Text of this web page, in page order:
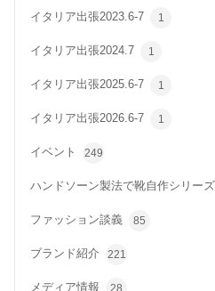
イタリア出張2023.6-7 1
イタリア出張2024.7 1
イタリア出張2025.6-7 1
イタリア出張2026.6-7 1
イベント 249
ハンドソーン製法で靴自作シリーズ
ファッション談義 85
ブランド紹介 221
メディア情報